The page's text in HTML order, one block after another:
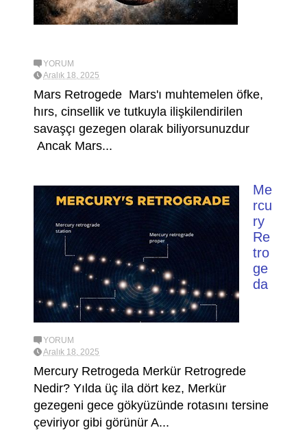
YORUM
Aralık 18, 2025
Mars Retrogede Mars'ı muhtemelen öfke,
hırs, cinsellik ve tutkuyla ilişkilendirilen
savaşçı gezegen olarak biliyorsunuzdur
Ancak Mars...
Me
rcu
ry
Re
tro
ge
da
YORUM
Aralık 18, 2025
Mercury Retrogeda Merkür Retrogrede
Nedir? Yılda üç ila dört kez, Merkür
gezegeni gece gökyüzünde rotasını tersine
çeviriyor gibi görünür A...